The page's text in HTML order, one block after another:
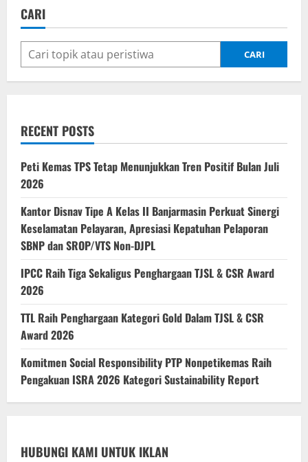
CARI
CARI
RECENT POSTS
Peti Kemas TPS Tetap Menunjukkan Tren Positif Bulan Juli
2026
Kantor Disnav Tipe A Kelas II Banjarmasin Perkuat Sinergi
Keselamatan Pelayaran, Apresiasi Kepatuhan Pelaporan
SBNP dan SROP/VTS Non-DJPL
IPCC Raih Tiga Sekaligus Penghargaan TJSL & CSR Award
2026
TTL Raih Penghargaan Kategori Gold Dalam TJSL & CSR
Award 2026
Komitmen Social Responsibility PTP Nonpetikemas Raih
Pengakuan ISRA 2026 Kategori Sustainability Report
HUBUNGI KAMI UNTUK IKLAN